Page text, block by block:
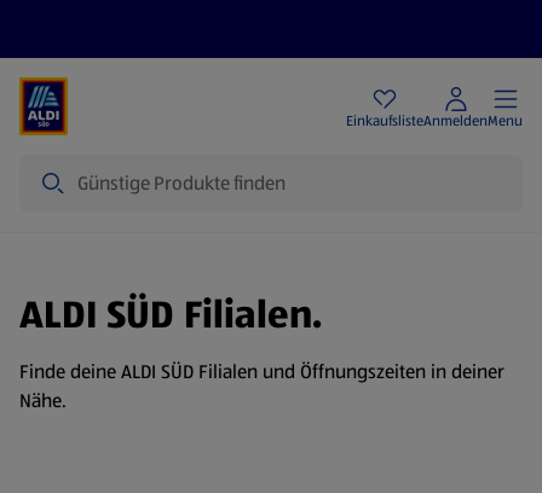
EinkaufslisteAnmeldenMenu
ALDI SÜD Filialen.
Finde deine ALDI SÜD Filialen und Öffnungszeiten in deiner
Nähe.